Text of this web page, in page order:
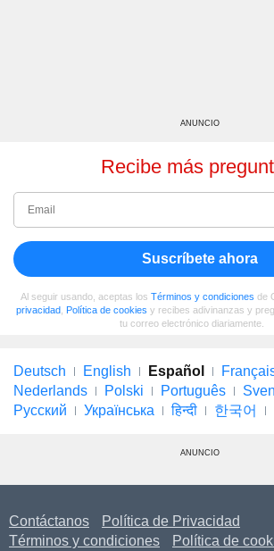
ANUNCIO
Recibe más
Suscríbete ahora
Al seguir usando, aceptas los Términos y condiciones de
privacidad, Política de cookies y recibes adivinanzas y
tu correo electrónico diariamente.
Deutsch English Español
Nederlands
Polski Português
Русский
Українська हिन्दी 한국어
ANUNCIO
Contáctanos
Política de Privacidad
Términos y condiciones
Política de